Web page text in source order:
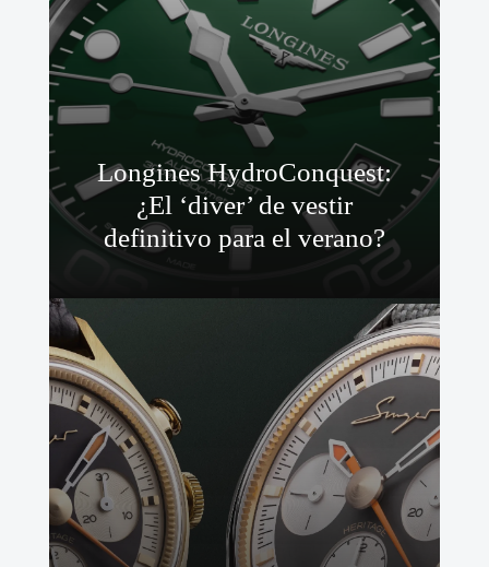
Longines HydroConquest:
¿El ‘diver’ de vestir
definitivo para el verano?